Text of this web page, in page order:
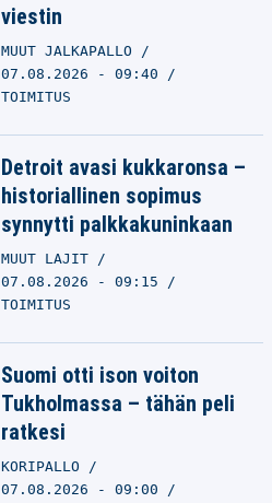
viestin
MUUT JALKAPALLO
07.08.2026 - 09:40
TOIMITUS
Detroit avasi kukkaronsa –
historiallinen sopimus
synnytti palkkakuninkaan
MUUT LAJIT
07.08.2026 - 09:15
TOIMITUS
Suomi otti ison voiton
Tukholmassa – tähän peli
ratkesi
KORIPALLO
07.08.2026 - 09:00